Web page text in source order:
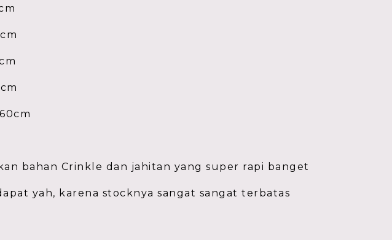
bahan Crinkle dan jahitan yang super rapi banget
yah, karena stocknya sangat sangat terbatas